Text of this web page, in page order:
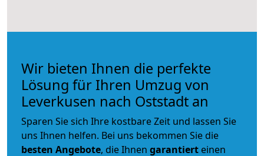
Wir bieten Ihnen die perfekte
Lösung für Ihren Umzug von
Leverkusen nach Oststadt an
Sparen Sie sich Ihre kostbare Zeit und lassen Sie
uns Ihnen helfen. Bei uns bekommen Sie die
besten Angebote, die Ihnen garantiert einen